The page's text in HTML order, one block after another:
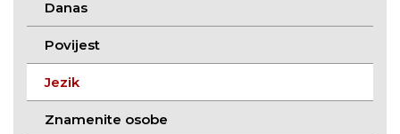
Danas
Povijest
Jezik
Znamenite osobe